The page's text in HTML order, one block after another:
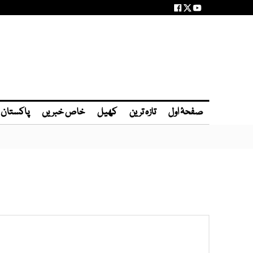
صفحۂ اول تازہ ترین کھیل خاص خبریں پاکستان